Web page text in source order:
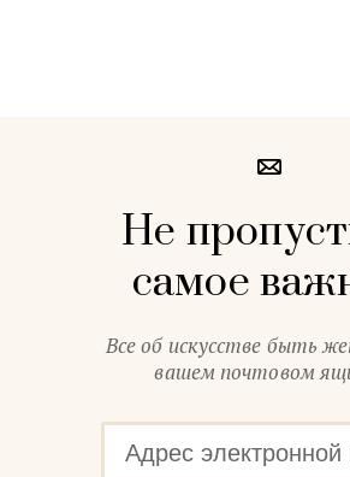
Не
самое
Все об искусстве быть
вашем почтовом